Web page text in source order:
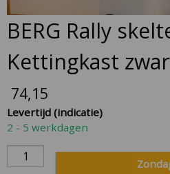
BERG Rally
Kettingkast
74,15
Levertijd (indicatie)
2 - 5 werkdagen
Skip
to
the
beginning
the
images
gallery